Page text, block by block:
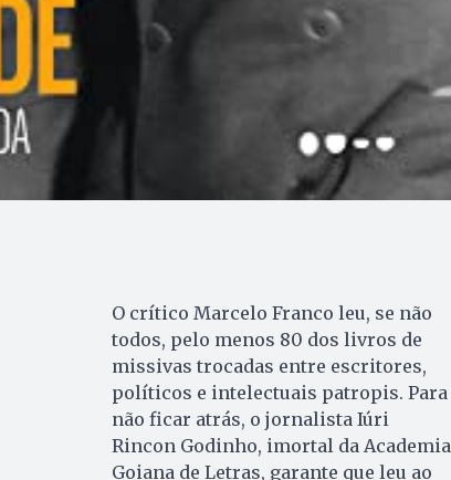
O crítico Marcelo Franco leu, se não
todos, pelo menos 80 dos livros de
missivas trocadas entre escritores,
políticos e intelectuais patropis. Para
não ficar atrás, o jornalista Iúri
Rincon Godinho, imortal da Academia
Goiana de Letras, garante que leu ao